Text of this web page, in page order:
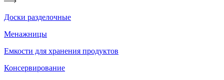
Доски разделочные
Менажницы
Емкости для хранения продуктов
Консервирование